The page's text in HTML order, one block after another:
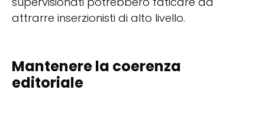
attrarre inserzionisti di alto livello.
Mantenere la coerenza
editoriale